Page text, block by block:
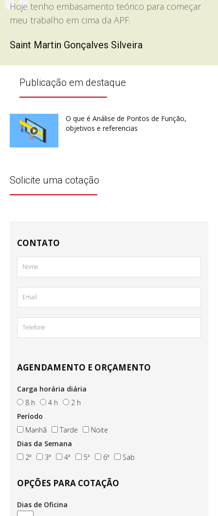
Hoje tenho embasamento teórico para começar
meu trabalho em cima da APF.
Saint Martin Gonçalves Silveira
Publicação em destaque
O que é Análise de Pontos de Função,
objetivos e referencias
Solicite uma cotação
CONTATO
AGENDAMENTO E ORÇAMENTO
Carga horária diária
8 h
4 h
2 h
Período
Manhã
Tarde
Noite
Dias da Semana
2ª
3ª 4ª 5ª 6ª Sab
OPÇÕES PARA COTAÇÃO
Dias de Oficina